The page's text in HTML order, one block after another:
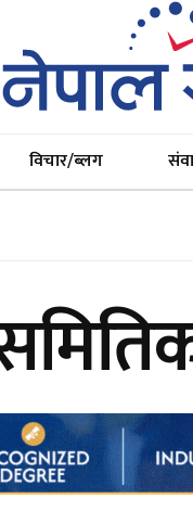
विचार/ब्लग